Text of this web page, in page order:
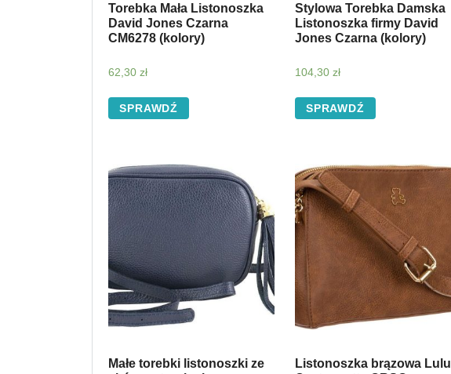
Torebka Mała Listonoszka
David Jones Czarna
CM6278 (kolory)
62,30 zł
SPRAWDŹ
Stylowa Torebka Damska
Listonoszka firmy David
Jones Czarna (kolory)
104,30 zł
SPRAWDŹ
Małe torebki listonoszki ze
Listonoszka brązowa Lulu